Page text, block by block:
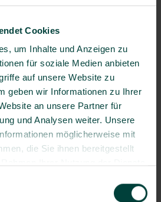
Cookies
um Inhalte und Anzeigen zu
für soziale Medien anbieten
auf unsere Website zu
geben wir Informationen zu Ihrer
an unsere Partner für
und Analysen weiter. Unsere
möglicherweise mit
die Sie ihnen bereitgestellt
Veranstaltung ist
(AGB).
10:00Uhr